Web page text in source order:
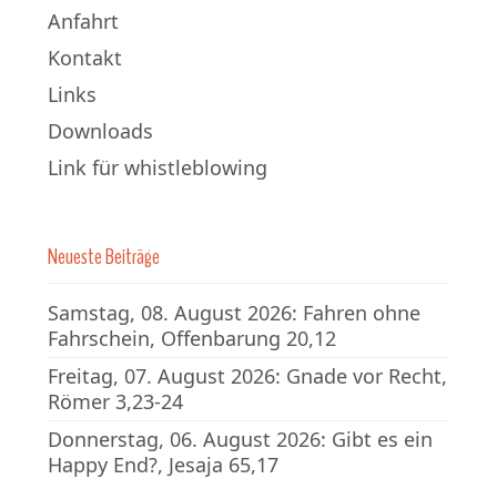
Anfahrt
Kontakt
Links
Downloads
Link für whistleblowing
Neueste Beiträge
Samstag, 08. August 2026: Fahren ohne
Fahrschein, Offenbarung 20,12
Freitag, 07. August 2026: Gnade vor Recht,
Römer 3,23-24
Donnerstag, 06. August 2026: Gibt es ein
Happy End?, Jesaja 65,17